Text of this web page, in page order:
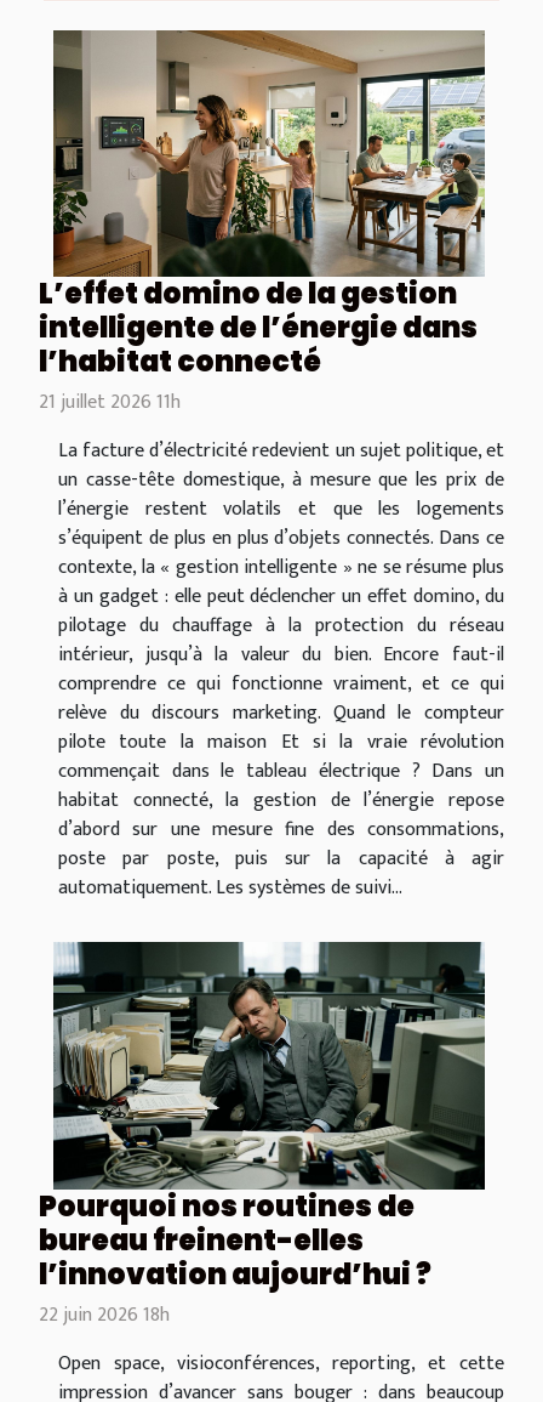
L’effet domino de la gestion
intelligente de l’énergie dans
l’habitat connecté
21 juillet 2026 11h
La facture d’électricité redevient un sujet politique, et
un casse-tête domestique, à mesure que les prix de
l’énergie restent volatils et que les logements
s’équipent de plus en plus d’objets connectés. Dans ce
contexte, la « gestion intelligente » ne se résume plus
à un gadget : elle peut déclencher un effet domino, du
pilotage du chauffage à la protection du réseau
intérieur, jusqu’à la valeur du bien. Encore faut-il
comprendre ce qui fonctionne vraiment, et ce qui
relève du discours marketing. Quand le compteur
pilote toute la maison Et si la vraie révolution
commençait dans le tableau électrique ? Dans un
habitat connecté, la gestion de l’énergie repose
d’abord sur une mesure fine des consommations,
poste par poste, puis sur la capacité à agir
automatiquement. Les systèmes de suivi...
Pourquoi nos routines de
bureau freinent-elles
l’innovation aujourd’hui ?
22 juin 2026 18h
Open space, visioconférences, reporting, et cette
impression d’avancer sans bouger : dans beaucoup